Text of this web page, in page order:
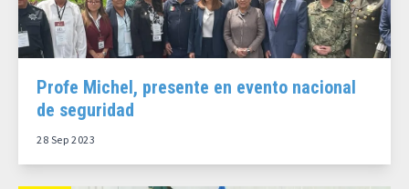
Profe Michel, presente en evento nacional
de seguridad
28 Sep 2023